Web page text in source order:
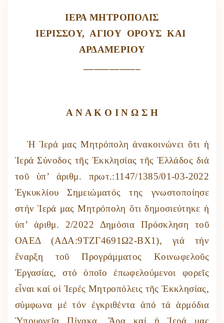
ΙΕΡΑ ΜΗΤΡΟΠΟΛΙΣ
ΙΕΡΙΣΣΟΥ, ΑΓΙΟΥ ΟΡΟΥΣ ΚΑΙ
ΑΡΔΑΜΕΡΙΟΥ
Α Ν Α Κ Ο Ι Ν Ω Σ Η
Ἡ Ἱερά μας Μητρόπολη ἀνακοινώνει ὅτι ἡ
Ἱερά Σύνοδος τῆς Ἐκκλησίας τῆς Ἑλλάδος διά
τοῦ ὑπ’ ἀριθμ. πρωτ.:1147/1385/01-03-2022
Ἐγκυκλίου Σημειώματός της γνωστοποίησε
στήν Ἱερά μας Μητρόπολη ὅτι δημοσιεύτηκε ἡ
ὑπ’ ἀριθμ. 2/2022 Δημόσια Πρόσκληση τοῦ
ΟΑΕΔ (ΑΔΑ:9ΤΖΓ4691Ω2-ΒΧ1), γιά τήν
ἔναρξη τοῦ Προγράμματος Κοινωφελοῦς
Ἐργασίας, στό ὁποῖο ἐπωφελούμενοι φορεῖς
εἶναι καί οἱ Ἱερές Μητροπόλεις τῆς Ἐκκλησίας,
σύμφωνα μέ τόν ἐγκριθέντα ἀπό τά ἁρμόδια
Ὑπουργεῖα Πίνακα. Ἄρα καί ἡ Ἱερά μας